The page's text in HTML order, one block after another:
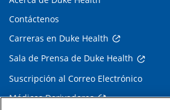
Contáctenos
Carreras en Duke Health
Sala de Prensa de Duke Health
Suscripción al Correo Electrónico
Médicos Derivadores